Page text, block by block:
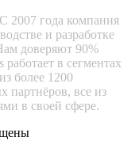
2007 года компания
и разработке
доверяют 90%
в сегментах
более 1200
партнёров, все из
в своей сфере.